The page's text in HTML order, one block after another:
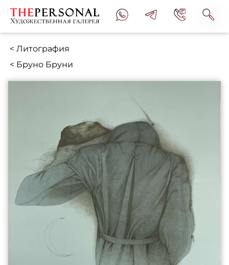
< Литография
< Бруно Бруни